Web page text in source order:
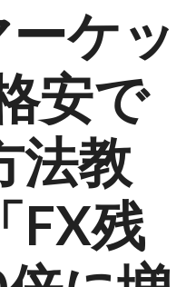
ケッ
安で
法教
FX残